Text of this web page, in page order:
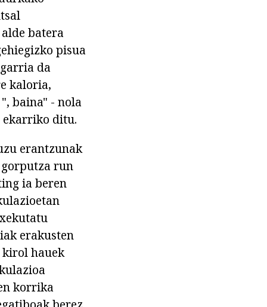
batera
pisua
da
kaloria,
baina" - nola
ekarriko ditu.
erantzunak
gorputza run
ia beren
erakusten
hauek
korrika